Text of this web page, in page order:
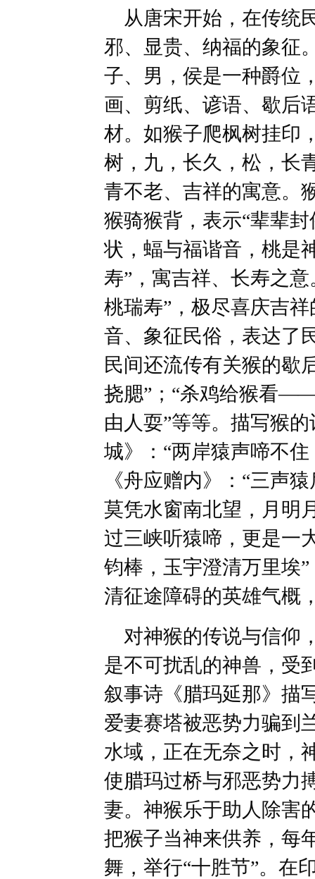
从唐宋开始，在传统
邪、显贵、纳福的象征
子、男，侯是一种爵位
画、剪纸、谚语、歇后
材。如猴子爬枫树挂印
树，九，长久，松，长
青不老、吉祥的寓意。
猴骑猴背，表示“辈辈
状，蝠与福谐音，桃是
寿”，寓吉祥、长寿之
桃瑞寿”，极尽喜庆吉
音、象征民俗，表达了
民间还流传有关猴的
挠腮”；“杀鸡给猴看
由人耍”等等。描写猴
城》：“两岸猿声啼不
《舟应赠内》：“三声
莫凭水窗南北望，月明
过三峡听猿啼，更是一
钧棒，玉宇澄清万里埃
清征途障碍的英雄气概
对神猴的传说与信仰
是不可扰乱的神兽，受
叙事诗《腊玛延那》描
爱妻赛塔被恶势力骗到
水域，正在无奈之时，
使腊玛过桥与邪恶势力
妻。神猴乐于助人除害
把猴子当神来供养，每
舞，举行“十胜节”。在